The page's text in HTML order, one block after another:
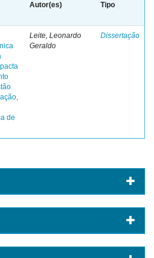
Autor(es) Tipo
de
Leite, Leonardo
Geraldo
Dissertação